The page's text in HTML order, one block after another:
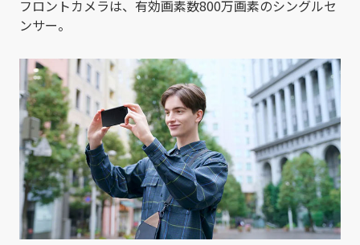
フロントカメラは、有効画素数800万画素のシングルセ
ンサー。